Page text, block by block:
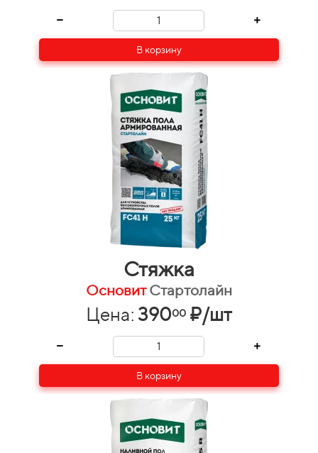
В корзину
Стяжка
ОсновитСтартолайн
Цена:39000 ₽/шт
В корзину